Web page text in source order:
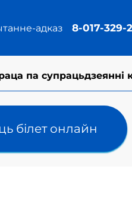
адказ 8-017-329-
па супрацьдзеянні
білет онлайн